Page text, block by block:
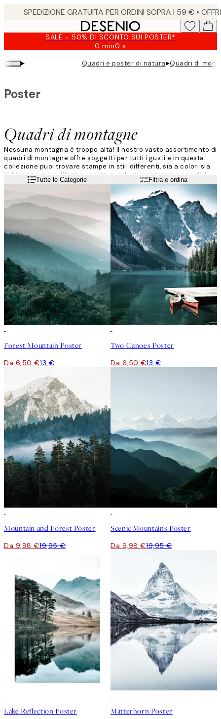
SALE - 50% DI SCONTO SUI POSTER*
0 min0 s
Valido
a:
▸ Quadri e poster di natura▸Quadri di
Quadri di montagne
Poster
Nessuna montagna è troppo alta! Il nostro vasto assortimento di
quadri di montagne offre soggetti per tutti i gusti e in questa
collezione puoi trovare stampe in stili differenti, sia a colori sia
in bianco e nero. Sfoglia i nostri quadri di montagne e scegli il
tuo preferito da appendere alle pareti della tua casa!
Leggi di piùTutte le Categorie Filtra e ordina
Forest Mountain Poster
Da 6,50 €13 €
Two Canoes Poster
Da 6,50 €13 €
Mountain and Forest Poster
Da 9,98 €19,95 €
Scenic Mountains Poster
Da 9,98 €19,95 €
Lake Reflection Poster Matterhorn Poster